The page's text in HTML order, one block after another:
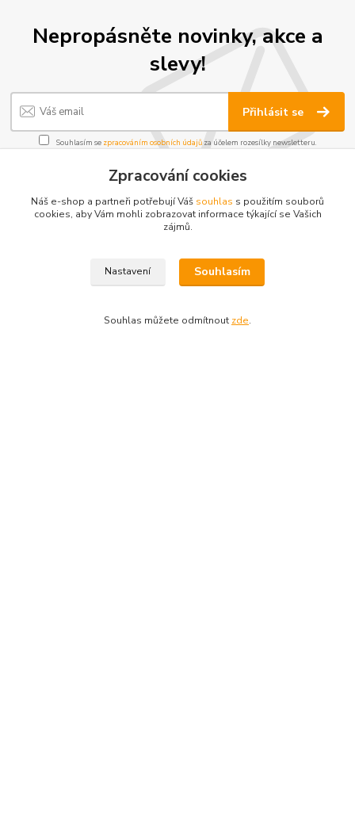
Nepropásněte novinky, akce a
slevy!
Přihlásit se
Souhlasím se zpracováním osobních údajůza účelem rozesílky newsletteru.
Zpracování cookies
Náš e-shop a partneři potřebují Váš souhlas s použitím souborů
cookies, aby Vám mohli zobrazovat informace týkající se Vašich
zájmů.
Nastavení Souhlasím
Souhlas můžete odmítnout zde.